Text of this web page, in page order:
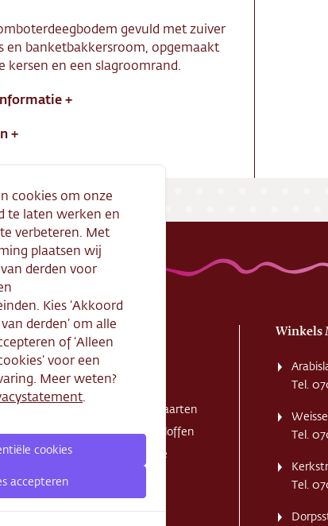
gevuld met zuiver
en banketbakkersroom, opgemaakt
kersen en een slagroomrand.
+
+
links
bestelling
Policy
Webshop
Taarten
Exclusieve taarten
Schnitte - Sloffen
Koek - Cake
Winkels
Tel.
Tel.
Tel.
cookies om onze
te laten werken en
verbeteren. Met
plaatsen wij
derden voor
Kies ‘Akkoord
derden’ om alle
of ‘Alleen
voor een
Meer weten?
.
cookies
accepteren